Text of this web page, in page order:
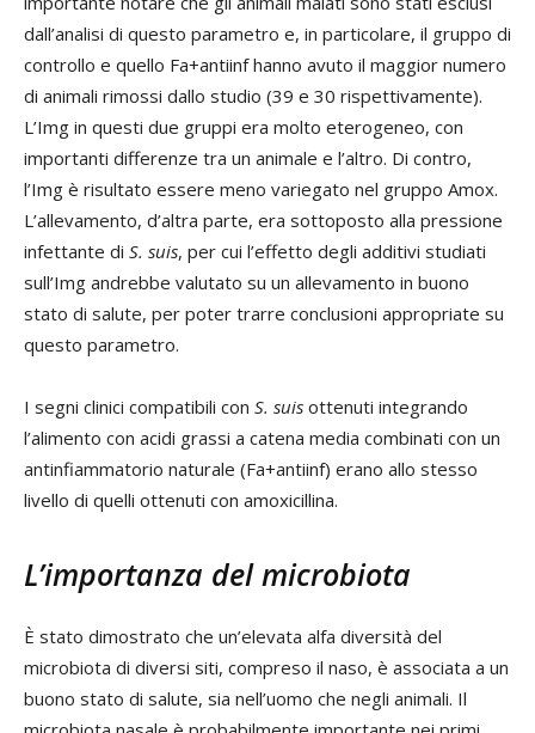
dall’analisi di questo parametro e, in particolare, il gruppo di
controllo e quello Fa+antiinf hanno avuto il maggior numero
di animali rimossi dallo studio (39 e 30 rispettivamente).
L’Img in questi due gruppi era molto eterogeneo, con
importanti differenze tra un animale e l’altro. Di contro,
l’Img è risultato essere meno variegato nel gruppo Amox.
L’allevamento, d’altra parte, era sottoposto alla pressione
infettante di S. suis, per cui l’effetto degli additivi studiati
sull’Img andrebbe valutato su un allevamento in buono
stato di salute, per poter trarre conclusioni appropriate su
questo parametro.
I segni clinici compatibili con S. suis ottenuti integrando
l’alimento con acidi grassi a catena media combinati con un
antinfiammatorio naturale (Fa+antiinf) erano allo stesso
livello di quelli ottenuti con amoxicillina.
L’importanza del microbiota
È stato dimostrato che un’elevata alfa diversità del
microbiota di diversi siti, compreso il naso, è associata a un
buono stato di salute, sia nell’uomo che negli animali. Il